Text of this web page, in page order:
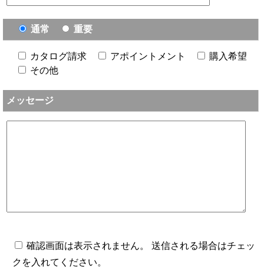
通常 重要
カタログ請求 アポイントメント
購入希望
その他
メッセージ
確認画面は表示されません。 送信される場合はチェッ
クを入れてください。